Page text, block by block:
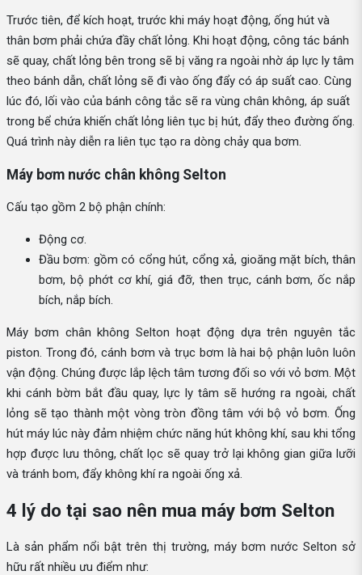
Trước tiên, để kích hoạt, trước khi máy hoạt động, ống hút và
thân bơm phải chứa đầy chất lỏng. Khi hoạt động, công tác bánh
sẽ quay, chất lỏng bên trong sẽ bị văng ra ngoài nhờ áp lực ly tâm
theo bánh dẫn, chất lỏng sẽ đi vào ống đẩy có áp suất cao. Cùng
lúc đó, lối vào của bánh công tắc sẽ ra vùng chân không, áp suất
trong bể chứa khiến chất lỏng liên tục bị hút, đẩy theo đường ống.
Quá trình này diễn ra liên tục tạo ra dòng chảy qua bơm.
Máy bơm nước chân không Selton
Cấu tạo gồm 2 bộ phận chính:
Động cơ.
Đầu bơm: gồm có cổng hút, cổng xả, gioăng mặt bích, thân
bơm, bộ phớt cơ khí, giá đỡ, then trục, cánh bơm, ốc nắp
bích, nắp bích.
Máy bơm chân không Selton hoạt động dựa trên nguyên tắc
piston. Trong đó, cánh bơm và trục bơm là hai bộ phận luôn luôn
vận động. Chúng được lắp lệch tâm tương đối so với vỏ bơm. Một
khi cánh bờm bắt đầu quay, lực ly tâm sẽ hướng ra ngoài, chất
lỏng sẽ tạo thành một vòng tròn đồng tâm với bộ vỏ bơm. Ống
hút máy lúc này đảm nhiệm chức năng hút không khí, sau khi tổng
hợp được lưu thông, chất lọc sẽ quay trở lại không gian giữa lưỡi
và tránh bom, đẩy không khí ra ngoài ống xả.
4 lý do tại sao nên mua máy bơm Selton
Là sản phẩm nổi bật trên thị trường, máy bơm nước Selton sở
hữu rất nhiều ưu điểm như: